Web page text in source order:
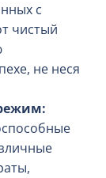
с
чистый
не неся